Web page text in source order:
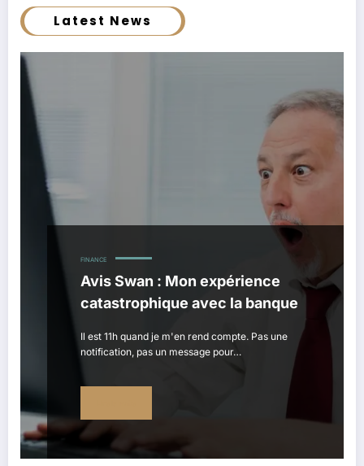
Latest News
FINANCE
Avis Swan : Mon expérience
catastrophique avec la banque
Il est 11h quand je m'en rend compte. Pas une
notification, pas un message pour…